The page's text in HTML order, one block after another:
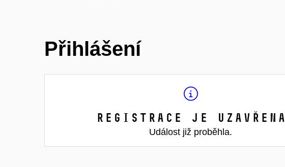
Přihlášení
Registrace je uzavřena
Událost již proběhla.